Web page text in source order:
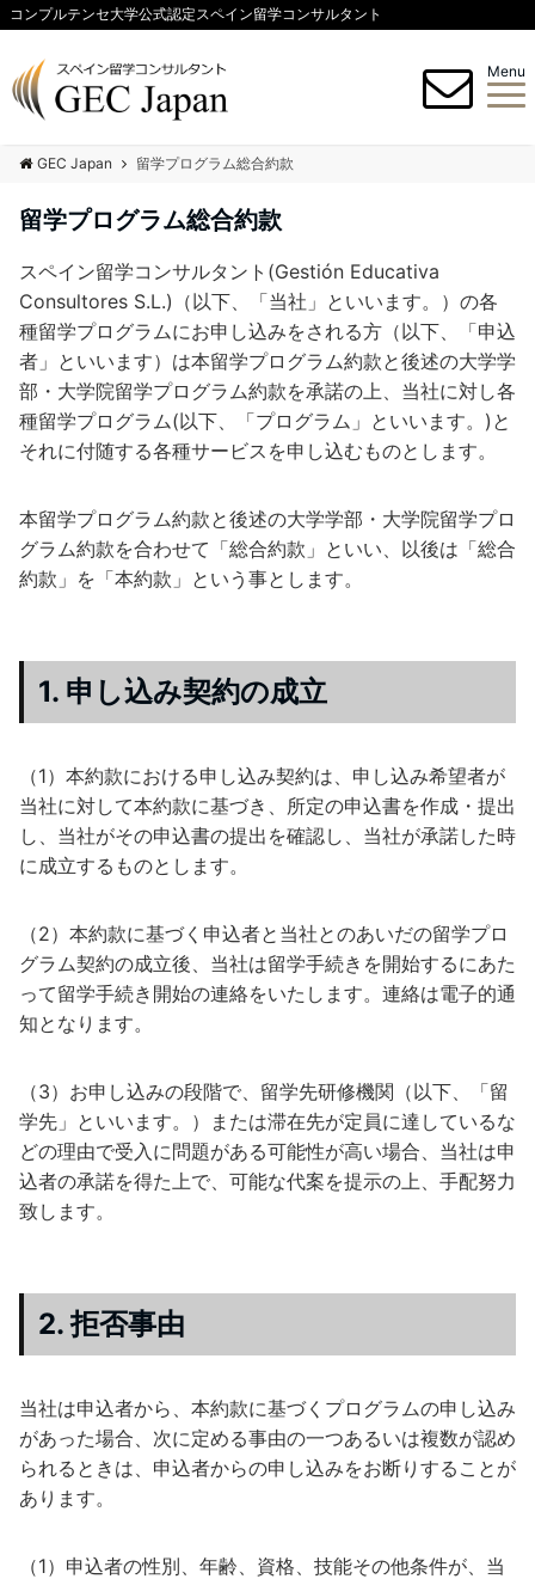
コンプルテンセ大学公式認定スペイン留学コンサルタント
Menu
GEC Japan 留学プログラム総合約款
留学プログラム総合約款
スペイン留学コンサルタント(Gestión Educativa
Consultores S.L.)（以下、「当社」といいます。）の各
種留学プログラムにお申し込みをされる方（以下、「申込
者」といいます）は本留学プログラム約款と後述の大学学
部・大学院留学プログラム約款を承諾の上、当社に対し各
種留学プログラム(以下、「プログラム」といいます。)と
それに付随する各種サービスを申し込むものとします。
本留学プログラム約款と後述の大学学部・大学院留学プロ
グラム約款を合わせて「総合約款」といい、以後は「総合
約款」を「本約款」という事とします。
1. 申し込み契約の成立
（1）本約款における申し込み契約は、申し込み希望者が
当社に対して本約款に基づき、所定の申込書を作成・提出
し、当社がその申込書の提出を確認し、当社が承諾した時
に成立するものとします。
（2）本約款に基づく申込者と当社とのあいだの留学プロ
グラム契約の成立後、当社は留学手続きを開始するにあた
って留学手続き開始の連絡をいたします。連絡は電子的通
知となります。
（3）お申し込みの段階で、留学先研修機関（以下、「留
学先」といいます。）または滞在先が定員に達しているな
どの理由で受入に問題がある可能性が高い場合、当社は申
込者の承諾を得た上で、可能な代案を提示の上、手配努力
致します。
2. 拒否事由
当社は申込者から、本約款に基づくプログラムの申し込み
があった場合、次に定める事由の一つあるいは複数が認め
られるときは、申込者からの申し込みをお断りすることが
あります。
（1）申込者の性別、年齢、資格、技能その他条件が、当